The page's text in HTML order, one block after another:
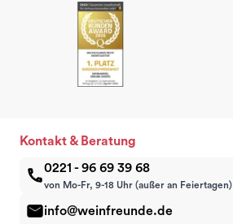
Kontakt & Beratung
0221 - 96 69 39 68
von Mo-Fr, 9-18 Uhr (außer an Feiertagen)
info@weinfreunde.de